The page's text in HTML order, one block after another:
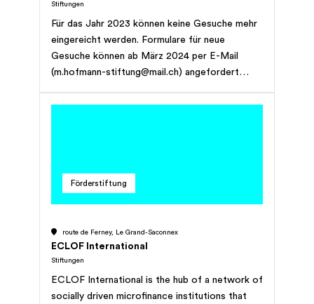
Stiftungen
Für das Jahr 2023 können keine Gesuche mehr
eingereicht werden. Formulare für neue
Gesuche können ab März 2024 per E-Mail
(m.hofmann-stiftung@mail.ch) angefordert
Förderstiftung
route de Ferney, Le Grand-Saconnex
ECLOF International
Stiftungen
ECLOF International is the hub of a network of
socially driven microfinance institutions that